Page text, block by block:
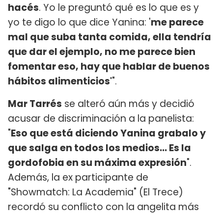
hacés. Yo le preguntó qué es lo que es y
yo te digo lo que dice Yanina: 'me parece
mal que suba tanta comida, ella tendría
que dar el ejemplo, no me parece bien
fomentar eso, hay que hablar de buenos
hábitos alimenticios'".
Mar Tarrés se alteró aún más y decidió
acusar de discriminación a la panelista:
"Eso que está diciendo Yanina grabalo y
que salga en todos los medios... Es la
gordofobia en su máxima expresión".
Además, la ex participante de
"Showmatch: La Academia" (El Trece)
recordó su conflicto con la angelita más